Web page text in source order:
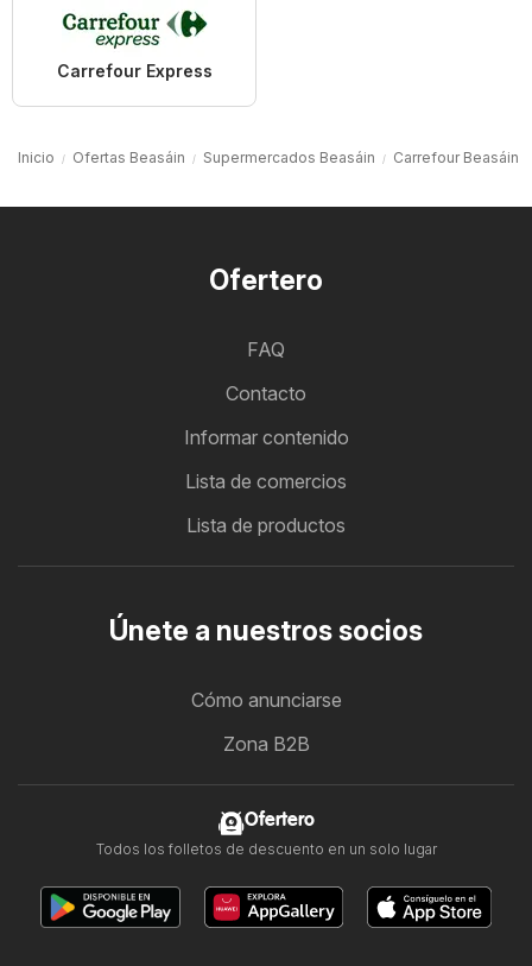
Carrefour Express
Inicio Ofertas Beasáin Supermercados Beasáin Carrefour Beasáin
Ofertero
FAQ
Contacto
Informar contenido
Lista de comercios
Lista de productos
Únete a nuestros socios
Cómo anunciarse
Zona B2B
Ofertero
Todos los folletos de descuento en un solo lugar